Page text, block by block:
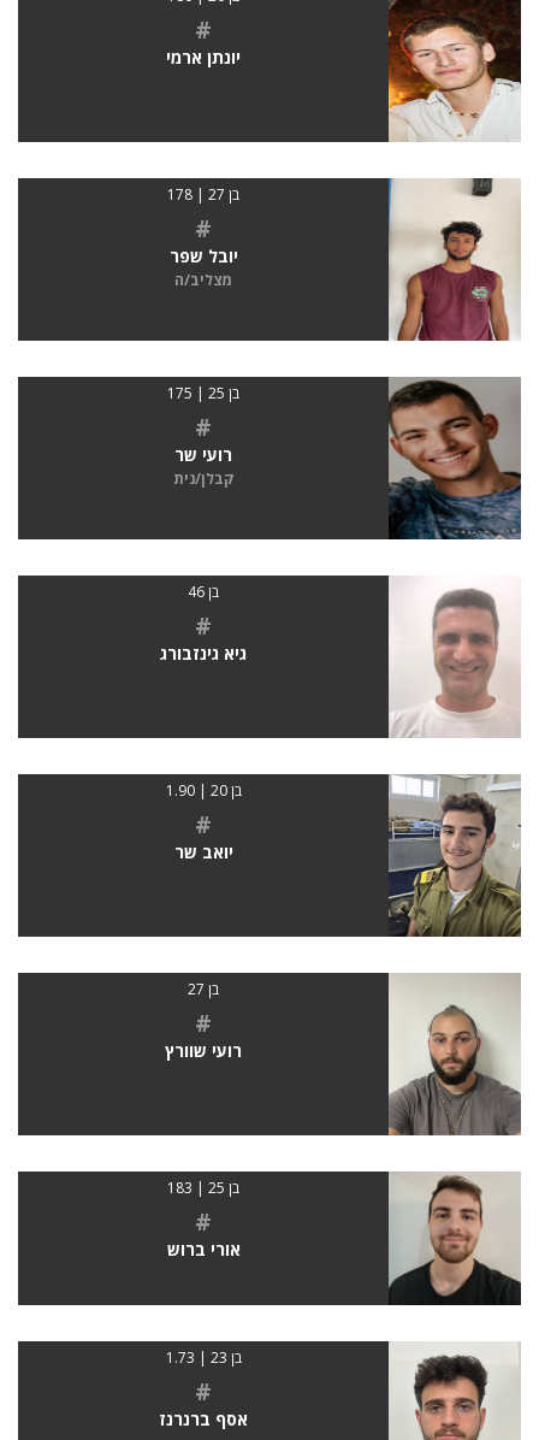
#
יונתן ארמי
בן 27 | 178
#
יובל שפר
מצליב/ה
בן 25 | 175
#
רועי שר
קבלן/נית
בן 46
#
גיא גינזבורג
בן 20 | 1.90
#
יואב שר
בן 27
#
רועי שוורץ
בן 25 | 183
#
אורי ברוש
בן 23 | 1.73
#
אסף ברנרנז